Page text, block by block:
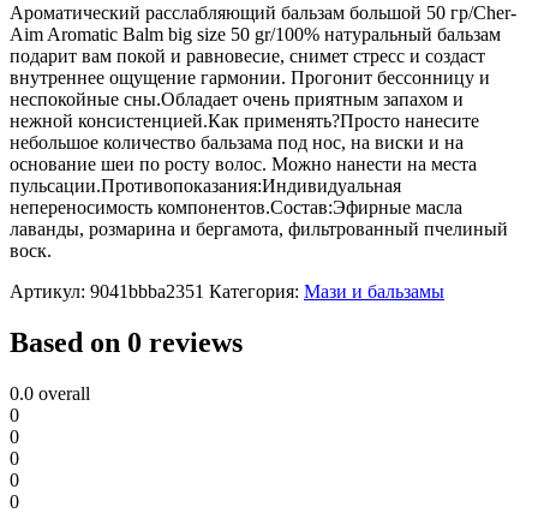
Ароматический расслабляющий бальзам большой 50 гр/Cher-
Aim Aromatic Balm big size 50 gr/100% натуральный бальзам
подарит вам покой и равновесие, снимет стресс и создаст
внутреннее ощущение гармонии. Прогонит бессонницу и
неспокойные сны.Обладает очень приятным запахом и
нежной консистенцией.Как применять?Просто нанесите
небольшое количество бальзама под нос, на виски и на
основание шеи по росту волос. Можно нанести на места
пульсации.Противопоказания:Индивидуальная
непереносимость компонентов.Состав:Эфирные масла
лаванды, розмарина и бергамота, фильтрованный пчелиный
воск.
Артикул: 9041bbba2351 Категория: Мази и бальзамы
Based on 0 reviews
0.0 overall
0
0
0
0
0